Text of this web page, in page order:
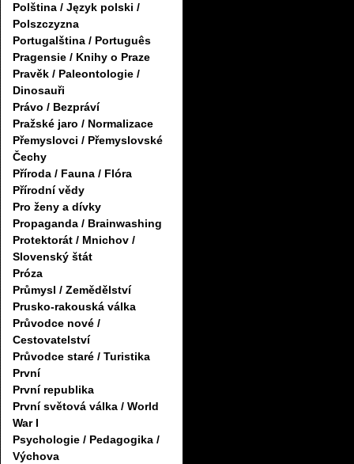
Polština / Język polski /
Polszczyzna
Portugalština / Português
Pragensie / Knihy o Praze
Pravěk / Paleontologie /
Dinosauři
Právo / Bezpráví
Pražské jaro / Normalizace
Přemyslovci / Přemyslovské
Čechy
Příroda / Fauna / Flóra
Přírodní vědy
Pro ženy a dívky
Propaganda / Brainwashing
Protektorát / Mnichov /
Slovenský štát
Próza
Průmysl / Zemědělství
Prusko-rakouská válka
Průvodce nové /
Cestovatelství
Průvodce staré / Turistika
První
První republika
První světová válka / World
War I
Psychologie / Pedagogika /
Výchova